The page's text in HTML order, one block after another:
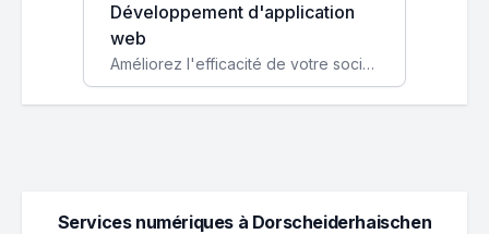
Développement d'application
web
Améliorez l'efficacité de votre société avec une application web personnalisée accessible partout et tout le temps.
Services numériques à Dorscheiderhaischen